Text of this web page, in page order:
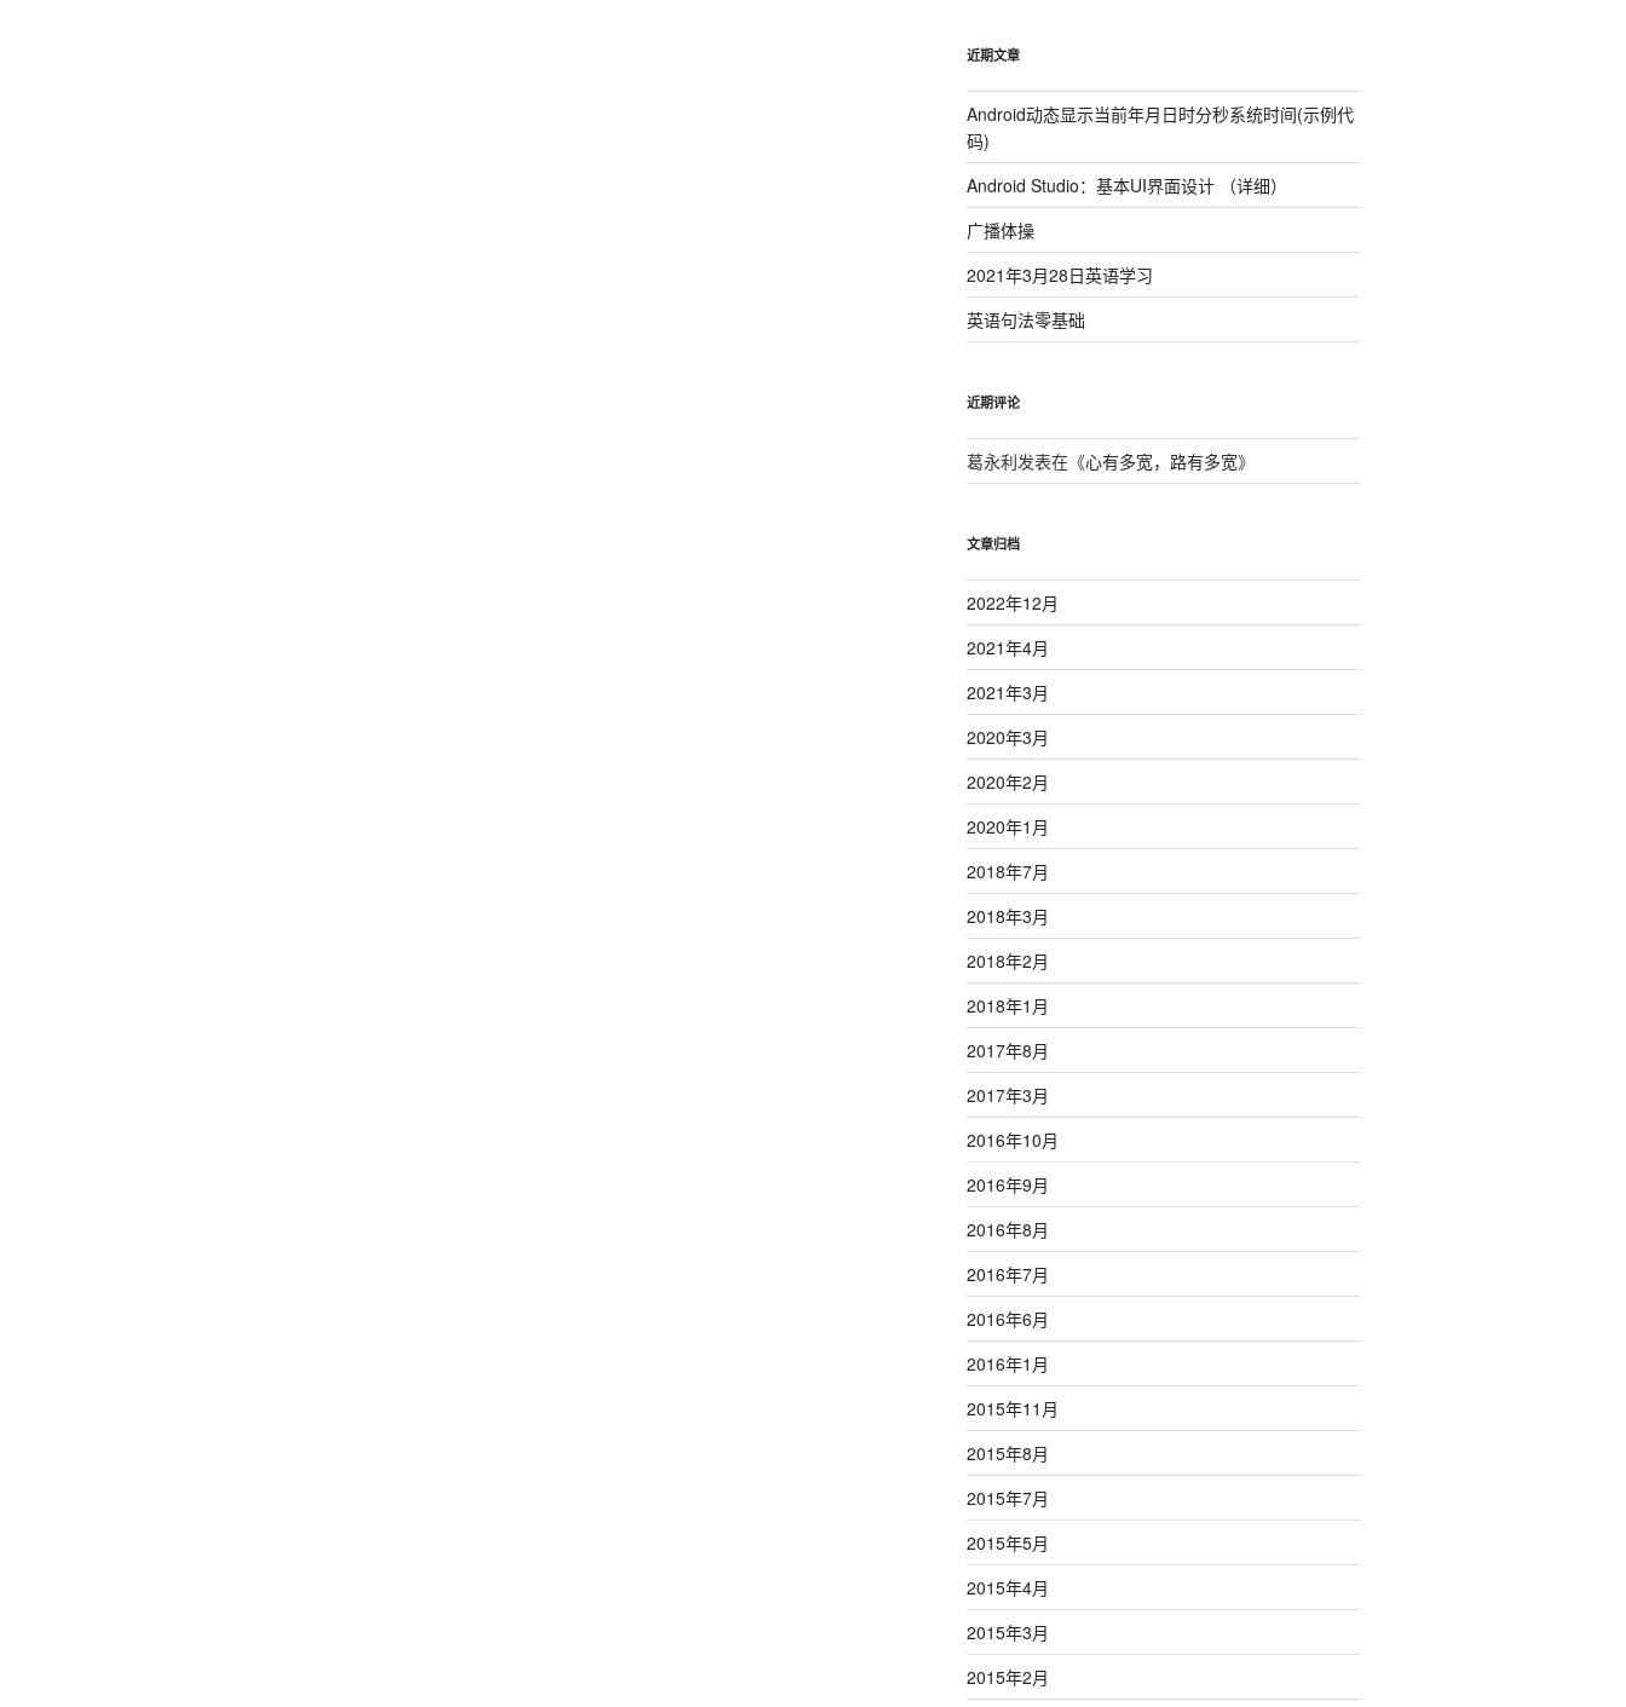
近期文章
Android动态显示当前年月日时分秒系统时间(示例代
码)
Android Studio：基本UI界面设计 （详细）
广播体操
2021年3月28日英语学习
英语句法零基础
近期评论
葛永利发表在《心有多宽，路有多宽》
文章归档
2022年12月
2021年4月
2021年3月
2020年3月
2020年2月
2020年1月
2018年7月
2018年3月
2018年2月
2018年1月
2017年8月
2017年3月
2016年10月
2016年9月
2016年8月
2016年7月
2016年6月
2016年1月
2015年11月
2015年8月
2015年7月
2015年5月
2015年4月
2015年3月
2015年2月